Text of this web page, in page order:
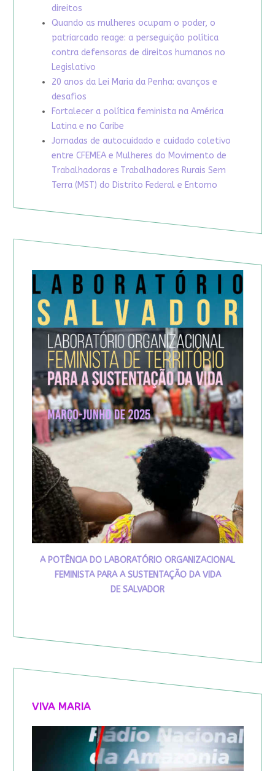
direitos
Quando as mulheres ocupam o poder, o
patriarcado reage: a perseguição política
contra defensoras de direitos humanos no
Legislativo
20 anos da Lei Maria da Penha: avanços e
desafios
Fortalecer a política feminista na América
Latina e no Caribe
Jornadas de autocuidado e cuidado coletivo
entre CFEMEA e Mulheres do Movimento de
Trabalhadoras e Trabalhadores Rurais Sem
Terra (MST) do Distrito Federal e Entorno
A POTÊNCIA DO LABORATÓRIO ORGANIZACIONAL
FEMINISTA PARA A SUSTENTAÇÃO DA VIDA
DE SALVADOR
VIVA MARIA